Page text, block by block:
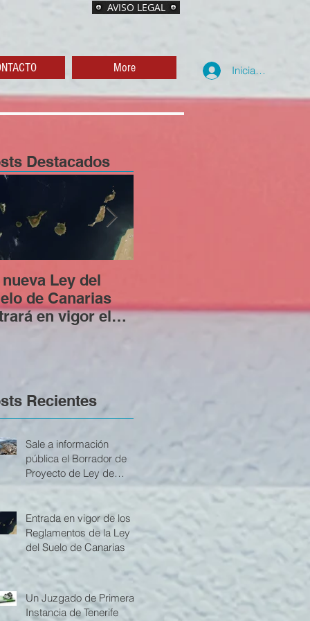
AVISO LEGAL
More Iniciar sesión
Destacados
nueva Ley del
de Canarias
en vigor el
contar con licencia
Recientes
Sale a información
pública el Borrador de
Proyecto de Ley de
actualización de la Ley
del Suelo y de los
Espacios Naturales
Protegidos de Canarias
Entrada en vigor de los
Reglamentos de la Ley
del Suelo de Canarias
Un Juzgado de Primera
Instancia de Tenerife